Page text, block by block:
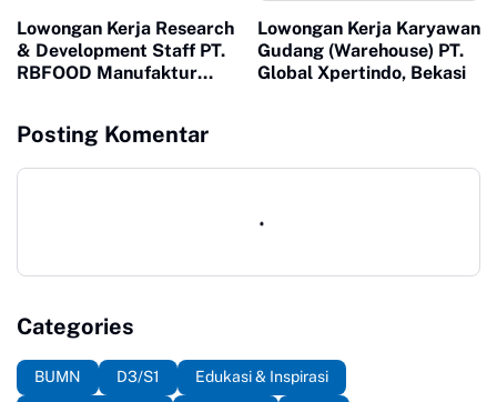
Lowongan Kerja Research
& Development Staff PT.
RBFOOD Manufaktur
Lowongan Kerja Karyawan
Gudang (Warehouse) PT.
Global Xpertindo, Bekasi
Posting Komentar
Categories
BUMN D3/S1
Edukasi & Inspirasi